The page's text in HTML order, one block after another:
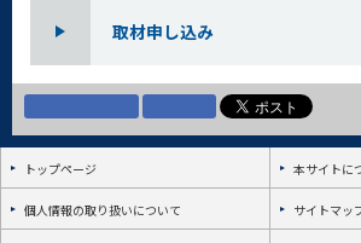
取材申し込み
トップページ 本サイトに
個人情報の取り扱いについて サイトマッ